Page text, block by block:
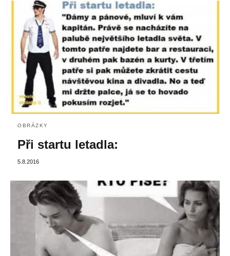
OBRÁZKY
Při startu letadla:
5.8.2016